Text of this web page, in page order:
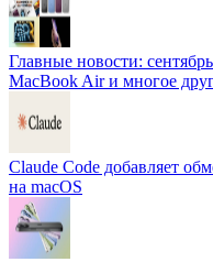
Главные новости:
MacBook Air и многое
Claude Code добавляет
на macOS